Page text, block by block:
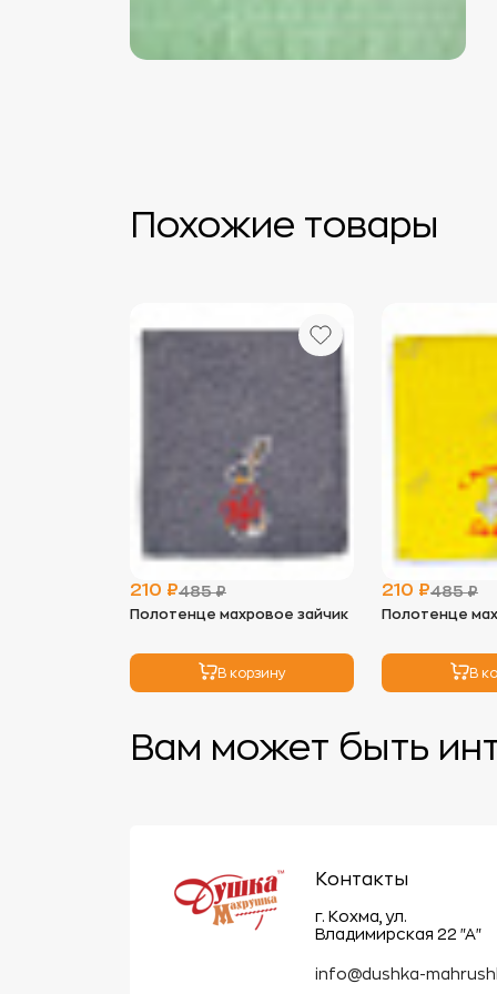
Похожие товары
210 ₽485 ₽
Полотенце махровое зайчик
В корзину
210 ₽485 ₽
Полотенце
В
Вам может быть
Контакты
г. Кохма, ул.
Владимирская 22 "А"
info@dushka-